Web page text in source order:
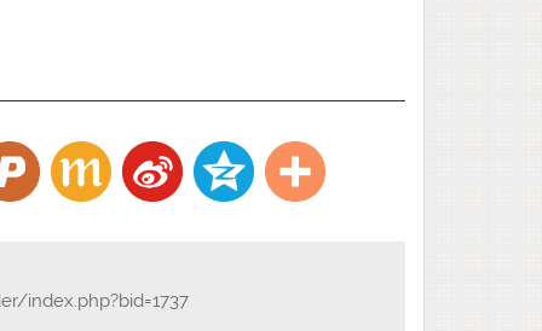
index.php?bid=1737